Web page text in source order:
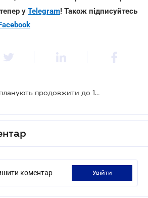
у Telegram! Також підписуйтесь
Карантин в Україні планують продовжити до 1 листопада
коментар увійти